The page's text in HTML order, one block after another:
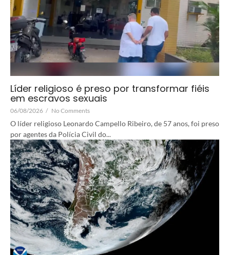
Líder religioso é preso por transformar fiéis
em escravos sexuais
06/08/2026 / No Comments
O líder religioso Leonardo Campello Ribeiro, de 57 anos, foi preso
por agentes da Polícia Civil do...